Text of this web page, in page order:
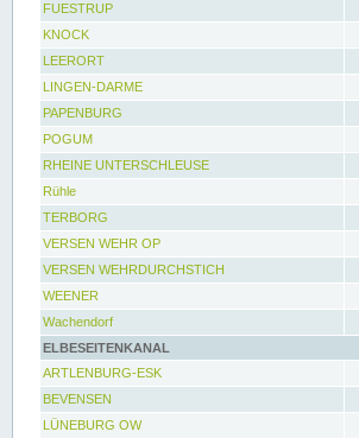
FUESTRUP
KNOCK
LEERORT
LINGEN-DARME
PAPENBURG
POGUM
RHEINE UNTERSCHLEUSE
Rühle
TERBORG
VERSEN WEHR OP
VERSEN WEHRDURCHSTICH
WEENER
Wachendorf
ELBESEITENKANAL
ARTLENBURG-ESK
BEVENSEN
LÜNEBURG OW